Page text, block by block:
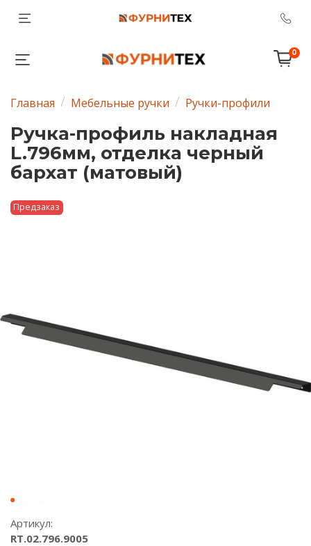
0
Главная Мебельные ручки Ручки-профили
Ручка-профиль накладная
L.796мм, отделка черный
бархат (матовый)
Предзаказ
Артикул:
RT.02.796.9005